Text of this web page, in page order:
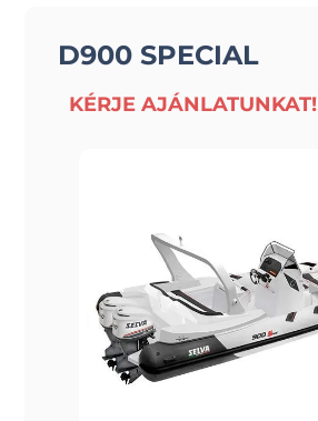
D900 SPECIAL
KÉRJE AJÁNLATUNKAT!